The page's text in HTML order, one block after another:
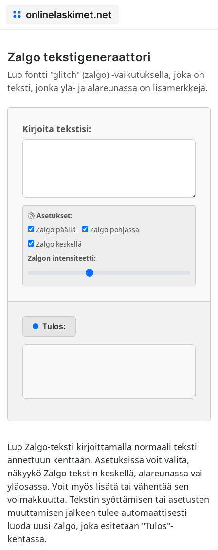
onlinelaskimet.net
Zalgo tekstigeneraattori
Luo fontti "glitch" (zalgo) -vaikutuksella, joka on
teksti, jonka ylä- ja alareunassa on lisämerkkejä.
Kirjoita tekstisi:
Asetukset:
Zalgo päällä
Zalgo pohjassa
Zalgo keskellä
Zalgon intensiteetti:
Tulos:
Luo Zalgo-teksti kirjoittamalla normaali teksti
annettuun kenttään. Asetuksissa voit valita,
näkyykö Zalgo tekstin keskellä, alareunassa vai
yläosassa. Voit myös lisätä tai vähentää sen
voimakkuutta. Tekstin syöttämisen tai asetusten
muuttamisen jälkeen tulee automaattisesti
luoda uusi Zalgo, joka esitetään "Tulos"-
kentässä.